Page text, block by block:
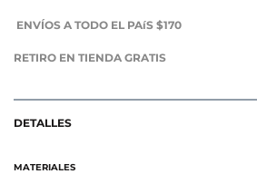
ENVÍOS A TODO EL PAíS $170
RETIRO EN TIENDA GRATIS
DETALLES
MATERIALES